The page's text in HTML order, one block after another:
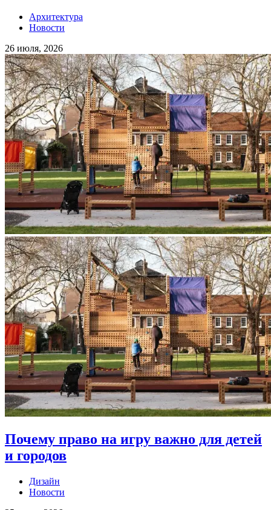
Архитектура
Новости
26 июля, 2026
Почему право на игру важно для детей
и городов
Дизайн
Новости